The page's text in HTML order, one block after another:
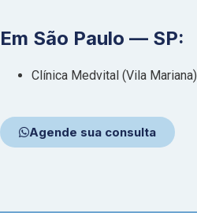
Em São Paulo — SP:
Clínica Medvital (Vila Mariana)
Agende sua consulta